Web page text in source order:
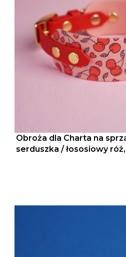
Obroża dla Charta na
serduszka / łososiowy